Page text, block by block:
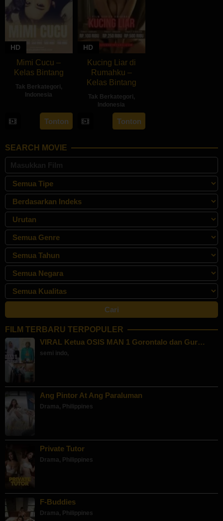
HD
Mimi Cucu –
Kelas Bintang
Tak Berkategori,
Indonesia
Tonton
HD
Kucing Liar di
Rumahku –
Kelas Bintang
Tak Berkategori,
Indonesia
Tonton
SEARCH MOVIE
FILM TERBARU TERPOPULER
VIRAL Ketua OSIS MAN 1 Gorontalo dan Gur…
semi indo,
Ang Pintor At Ang Paraluman
Drama, Philippines
Private Tutor
Drama, Philippines
F-Buddies
Drama, Philippines